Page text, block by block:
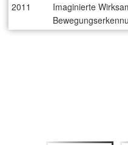
2011
Imaginierte